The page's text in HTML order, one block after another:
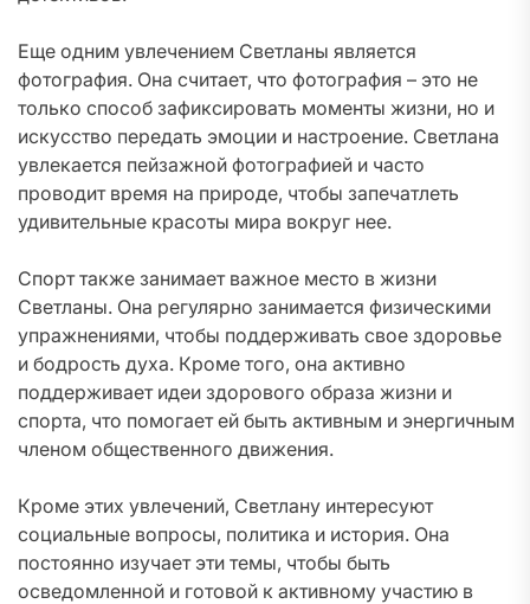
Еще одним увлечением Светланы является
фотография. Она считает, что фотография – это не
только способ зафиксировать моменты жизни, но и
искусство передать эмоции и настроение. Светлана
увлекается пейзажной фотографией и часто
проводит время на природе, чтобы запечатлеть
удивительные красоты мира вокруг нее.
Спорт также занимает важное место в жизни
Светланы. Она регулярно занимается физическими
упражнениями, чтобы поддерживать свое здоровье
и бодрость духа. Кроме того, она активно
поддерживает идеи здорового образа жизни и
спорта, что помогает ей быть активным и энергичным
членом общественного движения.
Кроме этих увлечений, Светлану интересуют
социальные вопросы, политика и история. Она
постоянно изучает эти темы, чтобы быть
осведомленной и готовой к активному участию в